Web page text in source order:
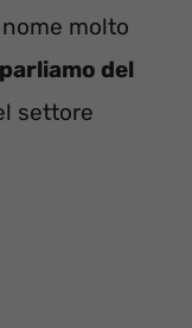
molto
del
settore